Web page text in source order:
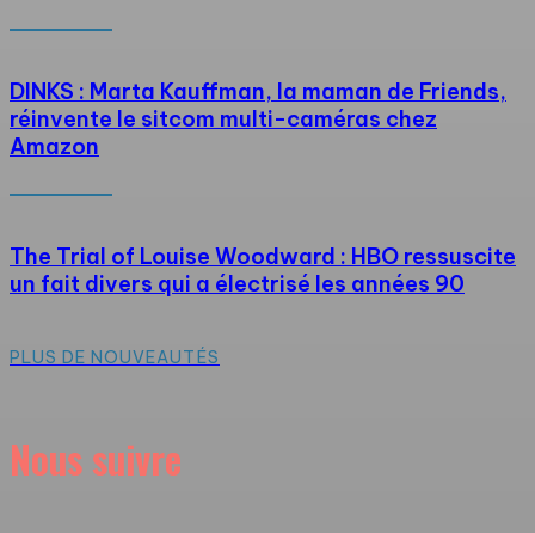
DINKS : Marta Kauffman, la maman de Friends,
réinvente le sitcom multi-caméras chez
Amazon
The Trial of Louise Woodward : HBO ressuscite
un fait divers qui a électrisé les années 90
PLUS DE NOUVEAUTÉS
Nous suivre